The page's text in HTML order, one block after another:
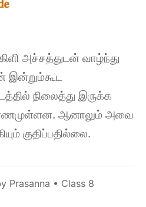
அச்சத்துடன் வாழ்ந்து
இன்றும்கூட
நிலைத்து இருக்க
ஆனாலும் அவை
குதிப்பதில்லை.
Prasanna • Class 8